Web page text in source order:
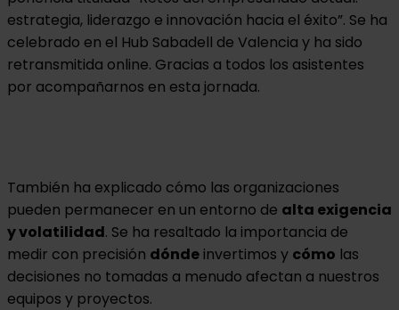
estrategia, liderazgo e innovación hacia el éxito”. Se ha
celebrado en el Hub Sabadell de Valencia y ha sido
retransmitida online. Gracias a todos los asistentes
por acompañarnos en esta jornada.
También ha explicado cómo las organizaciones
pueden permanecer en un entorno de alta exigencia
y volatilidad. Se ha resaltado la importancia de
medir con precisión dónde invertimos y cómo las
decisiones no tomadas a menudo afectan a nuestros
equipos y proyectos.